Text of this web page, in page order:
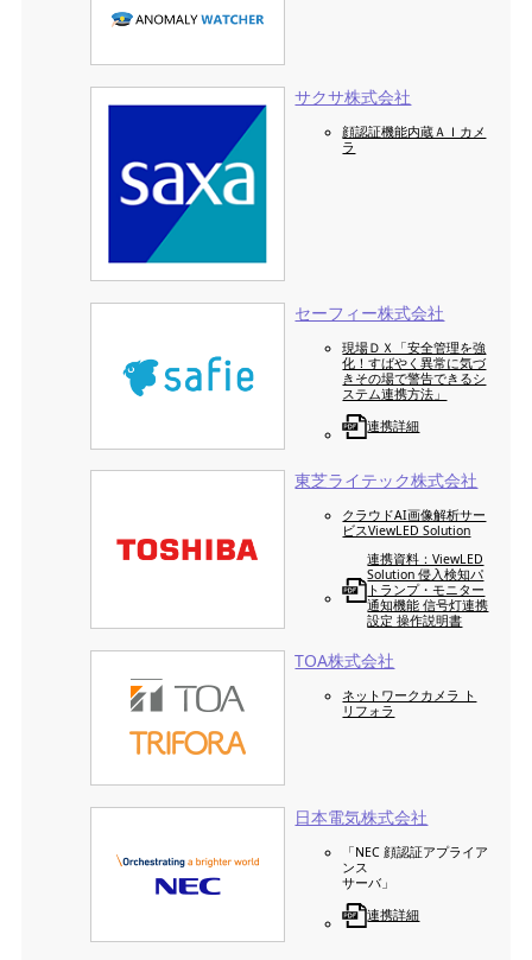
サクサ株式会社
顔認証機能内蔵ＡＩカメ
ラ
セーフィー株式会社
現場ＤＸ「安全管理を強
化！すばやく異常に気づ
きその場で警告できるシ
ステム連携方法」
連携詳細
東芝ライテック株式会社
クラウドAI画像解析サー
ビスViewLED Solution
連携資料：ViewLED
Solution 侵入検知パ
トランプ・モニター
通知機能 信号灯連携
設定 操作説明書
TOA株式会社
ネットワークカメラ ト
リフォラ
日本電気株式会社
「NEC 顔認証アプライア
ンス
サーバ」
連携詳細